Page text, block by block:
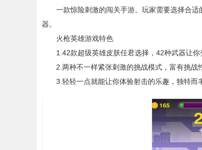
一款惊险刺激的闯关手游。玩家需要选择合适
器。
火枪英雄游戏特色
1.42款超级英雄皮肤任君选择，42种武器让你
2.两种不一样紧张刺激的挑战模式，富有挑战
3.轻轻一点就能让你体验射击的乐趣，独特而